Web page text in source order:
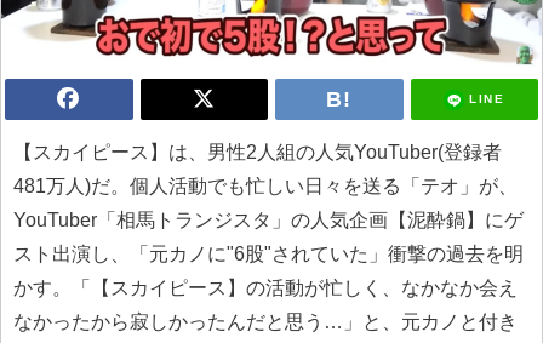
LINE
【スカイピース】は、男性2人組の人気YouTuber(登録者
481万人)だ。個人活動でも忙しい日々を送る「テオ」が、
YouTuber「相馬トランジスタ」の人気企画【泥酔鍋】にゲ
スト出演し、「元カノに"6股"されていた」衝撃の過去を明
かす。「【スカイピース】の活動が忙しく、なかなか会え
なかったから寂しかったんだと思う…」と、元カノと付き